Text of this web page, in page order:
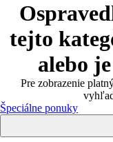
tejto
alebo
Pre zobrazenie
Špeciálne ponuky